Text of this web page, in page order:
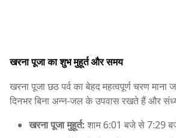
खरना पूजा का शुभ मुहूर्त और समय
खरना पूजा छठ पर्व का बेहद महत्वपूर्ण चरण माना
दिनभर बिना अन्न-जल के उपवास रखते हैं और
खरना पूजा मुहूर्त: शाम 6:01 बजे से 7:29